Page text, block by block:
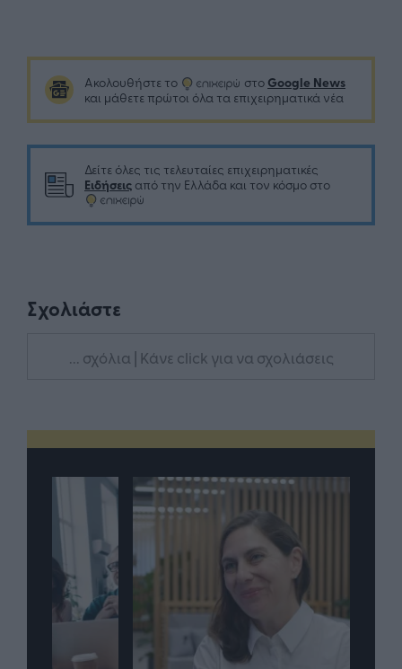
Ακολουθήστε το στο Google News
και μάθετε πρώτοι όλα τα επιχειρηματικά νέα
Δείτε όλες τις τελευταίες επιχειρηματικές
Ειδήσεις από την Ελλάδα και τον κόσμο στο
Σχολιάστε
... σχόλια | Κάνε click για να σχολιάσεις